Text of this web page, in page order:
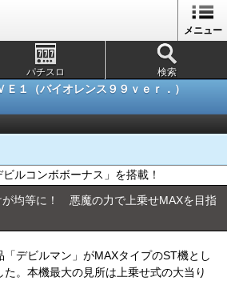
メニュー
パチスロ 検索
Ｅ１（バイオレンス９９ｖｅｒ．）
ルコンボボーナス」を搭載！
が均等に！ 悪魔の力で上乗せMAXを目指
デビルマン」がMAXタイプのST機とし
。本機最大の見所は上乗せ式の大当り